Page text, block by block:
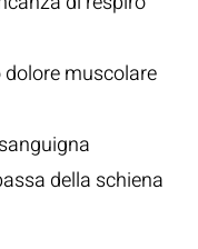
muscolare
della schiena